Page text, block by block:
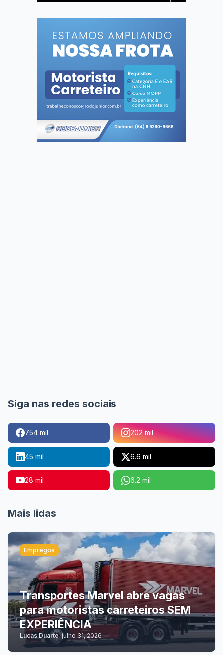
Siga nas redes sociais
754 mil 202 mil
45 mil 6.6 mil
28 mil 6.2 mil
Mais lidas
Empregos
Transportes Marvel abre vagas
para motoristas carreteiros SEM
EXPERIÊNCIA
Lucas Duarte-julho 31, 2026